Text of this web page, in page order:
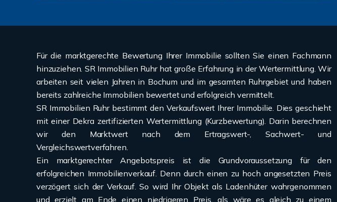
Für die marktgerechte Bewertung Ihrer Immobilie sollten Sie einen Fachmann
hinzuziehen. SR Immobilien Ruhr hat große Erfahrung in der Wertermittlung. Wir
arbeiten seit vielen Jahren in Bochum und im gesamten Ruhrgebiet und haben
bereits zahlreiche Immobilien bewertet und erfolgreich vermittelt.
SR Immobilien Ruhr bestimmt den Verkaufswert Ihrer Immobilie. Dies geschieht
mit einer Dekra zertifizierten Wertermittlung (Kurzbewertung). Darin berechnen
wir den Marktwert nach dem Ertragswert-, Sachwert- und
Vergleichswertverfahren.
Ein marktgerechter Angebotspreis ist die Grundvoraussetzung für den
erfolgreichen Immobilienverkauf. Denn durch einen zu hoch angesetzten Preis
verzögert sich der Verkauf. So wird Ihr Objekt als Ladenhüter wahrgenommen
und erzielt am Ende einen niedrigeren Preis, als wäre es gleich zu einem